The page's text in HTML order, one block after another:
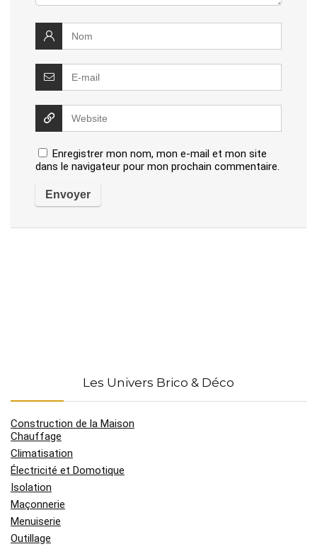
Enregistrer mon nom, mon e-mail et mon site
dans le navigateur pour mon prochain commentaire.
Les Univers Brico & Déco
Construction de la Maison
Chauffage
Climatisation
Électricité et Domotique
Isolation
Maçonnerie
Menuiserie
Outillage